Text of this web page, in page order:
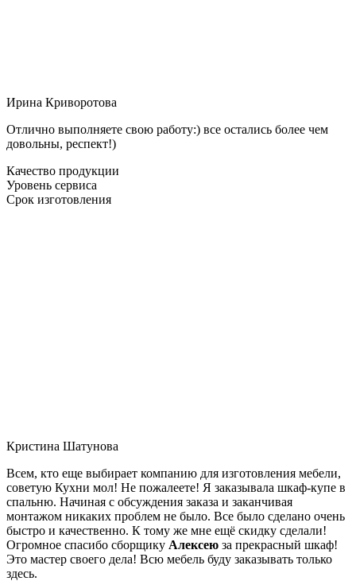
Ирина Криворотова
Отлично выполняете свою работу:) все остались более чем
довольны, респект!)
Качество продукции
Уровень сервиса
Срок изготовления
Кристина Шатунова
Всем, кто еще выбирает компанию для изготовления мебели,
советую Кухни мол! Не пожалеете! Я заказывала шкаф-купе в
спальню. Начиная с обсуждения заказа и заканчивая
монтажом никаких проблем не было. Все было сделано очень
быстро и качественно. К тому же мне ещё скидку сделали!
Огромное спасибо сборщику Алексею за прекрасный шкаф!
Это мастер своего дела! Всю мебель буду заказывать только
здесь.